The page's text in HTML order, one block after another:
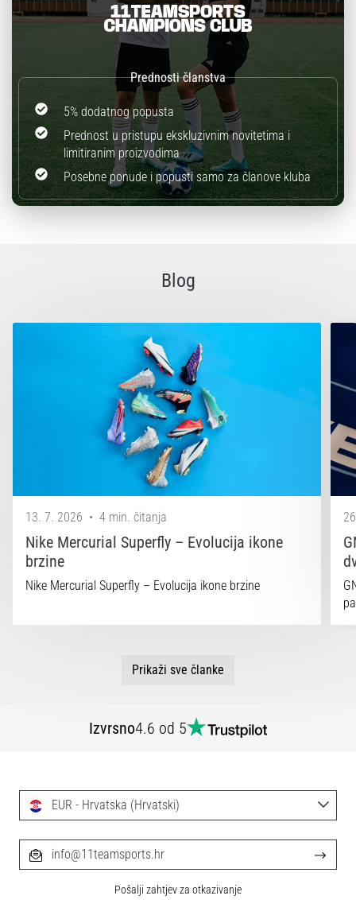
5% dodatnog popusta
Prednost u pristupu ekskluzivnim novitetima i
limitiranim proizvodima
Posebne ponude i popusti samo za članove kluba
Blog
13. 7. 2026 • 4 min. čitanja
Nike Mercurial Superfly – Evolucija ikone
brzine
Nike Mercurial Superfly – Evolucija ikone brzine
Prikaži sve članke
Izvrsno4.6 od 5
EUR - Hrvatska (Hrvatski)
info@11teamsports.hr
Pošalji zahtjev za otkazivanje